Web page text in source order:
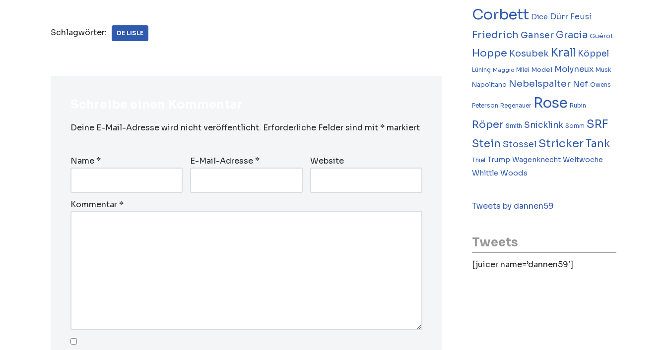
Schlagwörter: DE LISLE
Deine E-Mail-Adresse wird nicht veröffentlicht. Erforderliche Felder sind mit* markiert
Name* E-Mail-Adresse* Website
Kommentar*
Corbett Dice Dürr Feusi
Friedrich Ganser Gracia Guérot
Hoppe Kosubek Krall Köppel
Lüning Maggio Milei Model Molyneux Musk
Napolitano Nebelspalter Nef Owens
Peterson Regenauer Rose Rubin
Röper Smith Snicklink Somm SRF
Stein Stossel StrickerTank
Thiel Trump Wagenknecht Weltwoche
Whittle Woods
Tweets by dannen59
Tweets
[juicer name=’dannen59′]